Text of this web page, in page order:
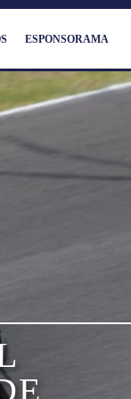
ESPONSORAMA